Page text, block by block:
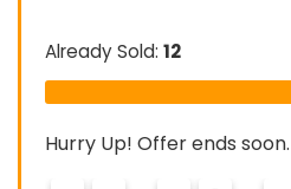
Already Sold: 12
Hurry Up! Offer ends soon.